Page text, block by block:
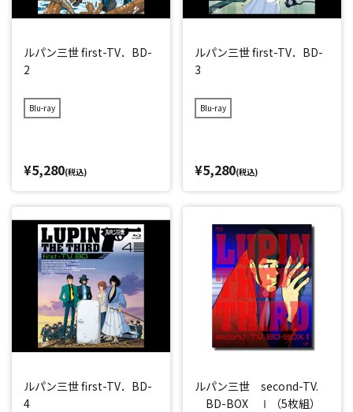
ルパン三世 first-TV．BD-
2
Blu-ray
¥5,280(税込)
ルパン三世 first-TV．BD-
3
Blu-ray
¥5,280(税込)
ルパン三世 first-TV．BD-
4
ルパン三世 second-TV.
BD-BOX Ⅰ（5枚組）